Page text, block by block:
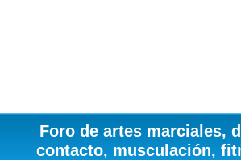
Foro de artes marciales,
contacto, musculación,